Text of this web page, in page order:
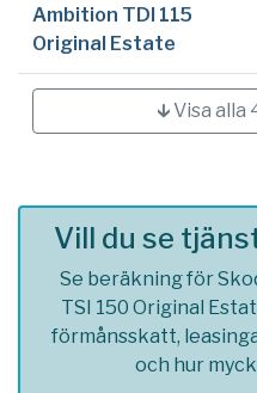
Ambition TDI 115
Original Estate
🡳 Visa alla
Vill du se
Se beräkning för
TSI 150 Original
förmånsskatt,
och hur